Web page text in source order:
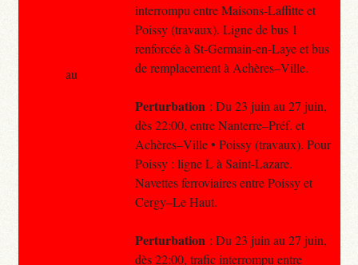
interrompu entre Maisons-Laffitte et
Poissy (travaux). Ligne de bus 1
renforcée à St-Germain-en-Laye et bus
de remplacement à Achères–Ville.
Perturbation : Du 23 juin au 27 juin,
dès 22:00, entre Nanterre–Préf. et
Achères–Ville • Poissy (travaux). Pour
Poissy : ligne L à Saint-Lazare.
Navettes ferroviaires entre Poissy et
Cergy–Le Haut.
Perturbation : Du 23 juin au 27 juin,
dès 22:00, trafic interrompu entre
au